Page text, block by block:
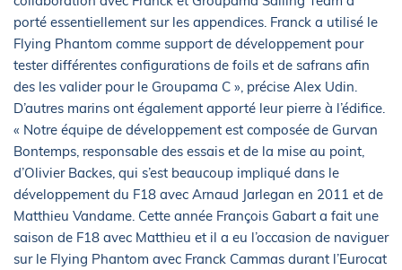
porté essentiellement sur les appendices. Franck a utilisé le
Flying Phantom comme support de développement pour
tester différentes configurations de foils et de safrans afin
des les valider pour le Groupama C », précise Alex Udin.
D’autres marins ont également apporté leur pierre à l’édifice.
« Notre équipe de développement est composée de Gurvan
Bontemps, responsable des essais et de la mise au point,
d’Olivier Backes, qui s’est beaucoup impliqué dans le
développement du F18 avec Arnaud Jarlegan en 2011 et de
Matthieu Vandame. Cette année François Gabart a fait une
saison de F18 avec Matthieu et il a eu l’occasion de naviguer
sur le Flying Phantom avec Franck Cammas durant l’Eurocat